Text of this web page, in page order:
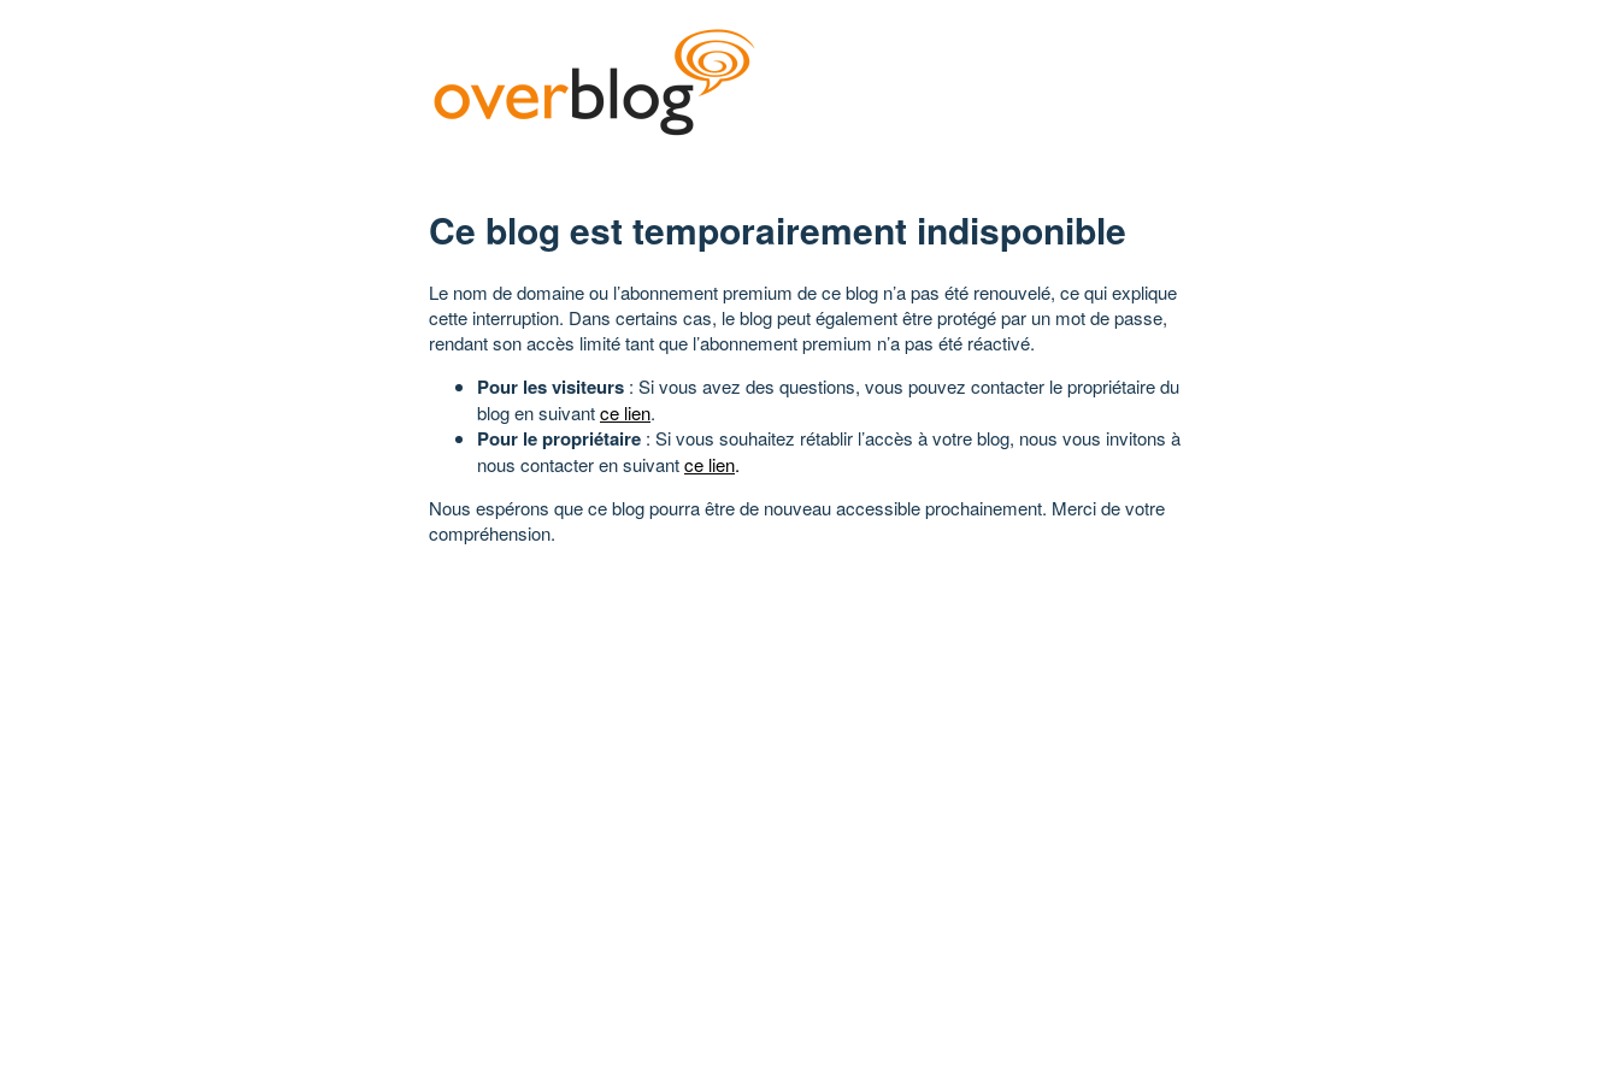
Ce blog est temporairement indisponible
Le nom de domaine ou l’abonnement premium de ce blog n’a pas été renouvelé, ce qui explique
cette interruption. Dans certains cas, le blog peut également être protégé par un mot de passe,
rendant son accès limité tant que l’abonnement premium n’a pas été réactivé.
Pour les visiteurs : Si vous avez des questions, vous pouvez contacter le propriétaire du
blog en suivantce lien.
Pour le propriétaire : Si vous souhaitez rétablir l’accès à votre blog, nous vous invitons à
nous contacter en suivantce lien.
Nous espérons que ce blog pourra être de nouveau accessible prochainement. Merci de votre
compréhension.